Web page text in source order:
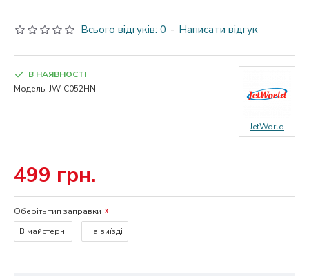
Всього відгуків: 0 - Написати відгук
499 грн.
В НАЯВНОСТІ
Модель: JW-C052HN
JetWorld
Оберіть тип заправки
В майстерні
На виїзді